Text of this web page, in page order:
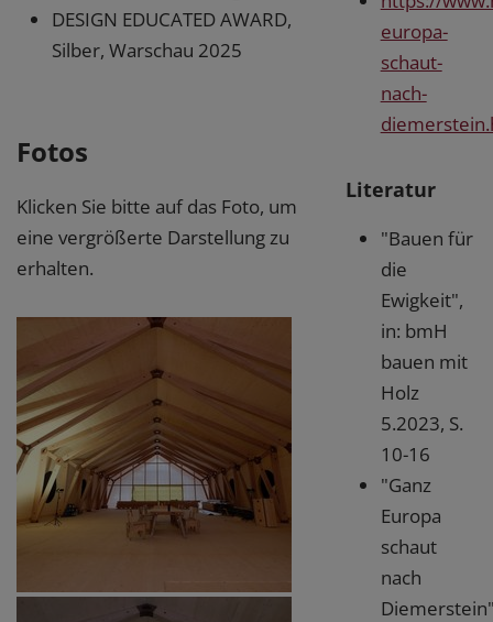
DESIGN EDUCATED AWARD,
Silber, Warschau 2025
Fotos
Klicken Sie bitte auf das Foto, um
eine vergrößerte Darstellung zu
erhalten.
europa-
schaut-
nach-
Literatur
"Bauen für
die
Ewigkeit",
in: bmH
bauen mit
Holz
5.2023, S.
10-16
"Ganz
Europa
schaut
nach